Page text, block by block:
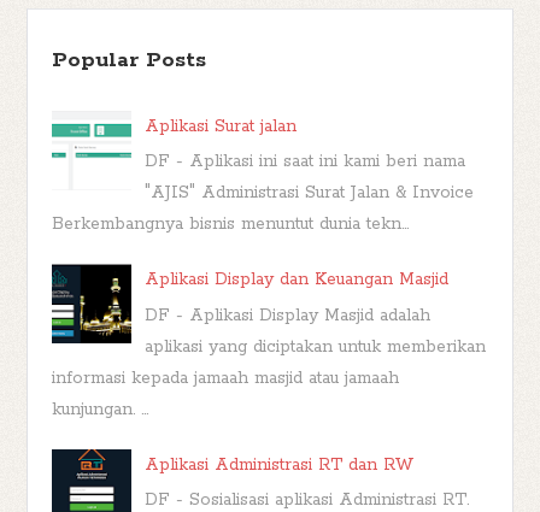
Popular Posts
Aplikasi Surat jalan
DF - Aplikasi ini saat ini kami beri nama
"AJIS" Administrasi Surat Jalan & Invoice
Berkembangnya bisnis menuntut dunia tekn...
Aplikasi Display dan Keuangan Masjid
DF - Aplikasi Display Masjid adalah
aplikasi yang diciptakan untuk memberikan
informasi kepada jamaah masjid atau jamaah
kunjungan. ...
Aplikasi Administrasi RT dan RW
DF - Sosialisasi aplikasi Administrasi RT.